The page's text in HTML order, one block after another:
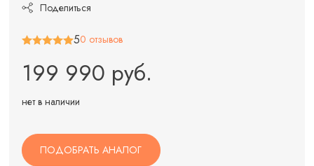
Поделиться
50 отзывов
199 990 руб.
нет в наличии
ПОДОБРАТЬ АНАЛОГ